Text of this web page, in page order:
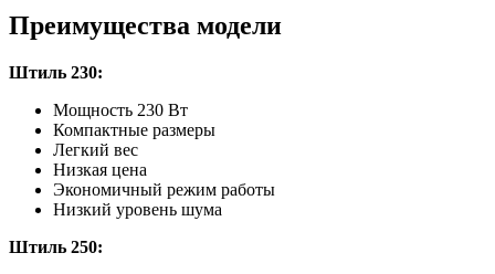
Преимущества модели
Штиль 230:
Мощность 230 Вт
Компактные размеры
Легкий вес
Низкая цена
Экономичный режим работы
Низкий уровень шума
Штиль 250: